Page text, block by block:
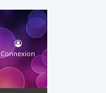
Connexion